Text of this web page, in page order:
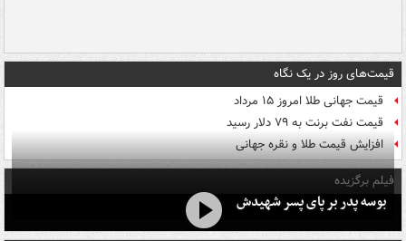
قیمت‌های روز در یک نگاه
قیمت جهانی طلا امروز ۱۵ مرداد
قیمت نفت برنت به ۷۹ دلار رسید
افزایش قیمت طلا و نقره جهانی
فیلم برگزیده
بوسه‌ پدر بر پای پسر شهیدش